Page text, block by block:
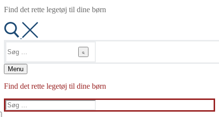
Find det rette legetøj til dine børn
efter:
Menu
Find det rette legetøj til dine børn
Søg
efter: